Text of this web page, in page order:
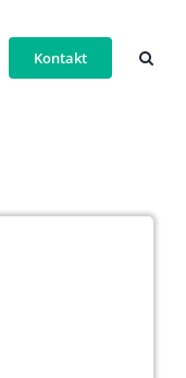
Kontakt